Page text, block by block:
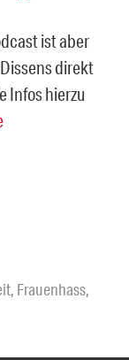
ist aber
direkt
Infos hierzu
, Frauenhass,